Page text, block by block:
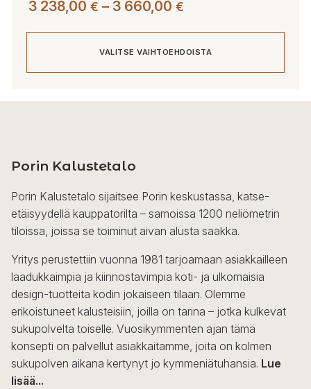
3 238,00 € – 3 660,00 €
-
3
VALITSE VAIHTOEHDOISTA
muunnelma.
tehdä
valinnat
tuotteen
sivulla.
Porin Kalustetalo
Porin Kalustetalo sijaitsee Porin keskustassa, katse-
etäisyydellä kauppatorilta – samoissa 1200 neliömetrin
tiloissa, joissa se toiminut aivan alusta saakka.
Yritys perustettiin vuonna 1981 tarjoamaan asiakkailleen
laadukkaimpia ja kiinnostavimpia koti- ja ulkomaisia
design-tuotteita kodin jokaiseen tilaan. Olemme
erikoistuneet kalusteisiin, joilla on tarina – jotka kulkevat
sukupolvelta toiselle. Vuosikymmenten ajan tämä
konsepti on palvellut asiakkaitamme, joita on kolmen
sukupolven aikana kertynyt jo kymmeniätuhansia. Lue
lisää...